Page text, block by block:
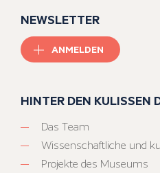
NEWSLETTER
ANMELDEN
HINTER DEN KULISSEN
Das Team
Wissenschaftliche und
Projekte des Museums